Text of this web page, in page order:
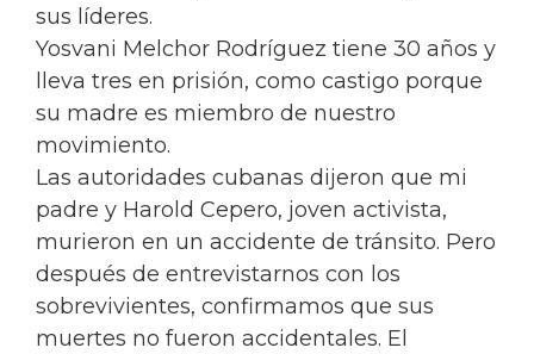
sus líderes.
Yosvani Melchor Rodríguez tiene 30 años y
lleva tres en prisión, como castigo porque
su madre es miembro de nuestro
movimiento.
Las autoridades cubanas dijeron que mi
padre y Harold Cepero, joven activista,
murieron en un accidente de tránsito. Pero
después de entrevistarnos con los
sobrevivientes, confirmamos que sus
muertes no fueron accidentales. El